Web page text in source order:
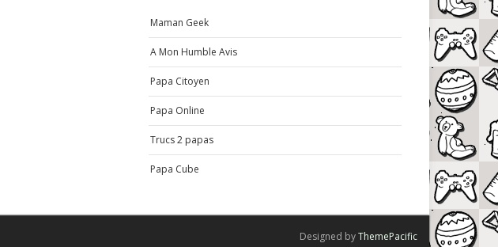
Maman Geek
A Mon Humble Avis
Papa Citoyen
Papa Online
Trucs 2 papas
Papa Cube
Designed byThemePacific